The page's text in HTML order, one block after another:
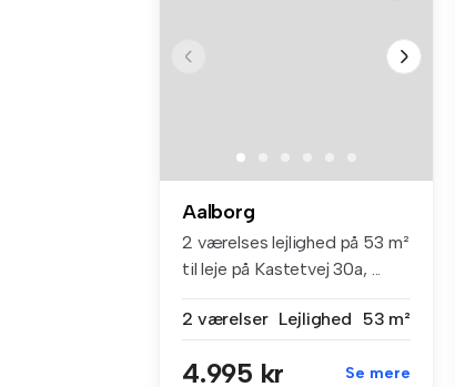
Aalborg
2 værelses lejlighed på 53 m²
til leje på Kastetvej 30a, ...
2 værelser Lejlighed 53 m²
4.995 kr Se mere